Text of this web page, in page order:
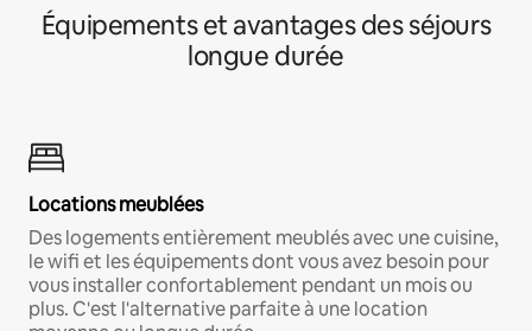
Équipements et avantages des séjours
longue durée
Locations meublées
Des logements entièrement meublés avec une cuisine,
le wifi et les équipements dont vous avez besoin pour
vous installer confortablement pendant un mois ou
plus. C'est l'alternative parfaite à une location